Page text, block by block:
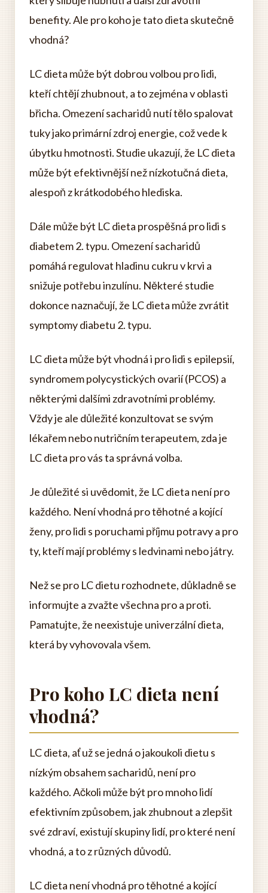
benefity. Ale pro koho je tato dieta skutečně
vhodná?
LC dieta může být dobrou volbou pro lidi,
kteří chtějí zhubnout, a to zejména v oblasti
břicha. Omezení sacharidů nutí tělo spalovat
tuky jako primární zdroj energie, což vede k
úbytku hmotnosti. Studie ukazují, že LC dieta
může být efektivnější než nízkotučná dieta,
alespoň z krátkodobého hlediska.
Dále může být LC dieta prospěšná pro lidi s
diabetem 2. typu. Omezení sacharidů
pomáhá regulovat hladinu cukru v krvi a
snižuje potřebu inzulínu. Některé studie
dokonce naznačují, že LC dieta může zvrátit
symptomy diabetu 2. typu.
LC dieta může být vhodná i pro lidi s epilepsií,
syndromem polycystických ovarií (PCOS) a
některými dalšími zdravotními problémy.
Vždy je ale důležité konzultovat se svým
lékařem nebo nutričním terapeutem, zda je
LC dieta pro vás ta správná volba.
Je důležité si uvědomit, že LC dieta není pro
každého. Není vhodná pro těhotné a kojící
ženy, pro lidi s poruchami příjmu potravy a pro
ty, kteří mají problémy s ledvinami nebo játry.
Než se pro LC dietu rozhodnete, důkladně se
informujte a zvažte všechna pro a proti.
Pamatujte, že neexistuje univerzální dieta,
která by vyhovovala všem.
Pro koho LC dieta není
vhodná?
LC dieta, ať už se jedná o jakoukoli dietu s
nízkým obsahem sacharidů, není pro
každého. Ačkoli může být pro mnoho lidí
efektivním způsobem, jak zhubnout a zlepšit
své zdraví, existují skupiny lidí, pro které není
vhodná, a to z různých důvodů.
LC dieta není vhodná pro těhotné a kojící